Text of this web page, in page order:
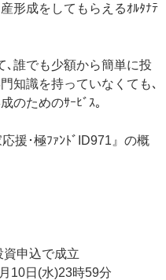
形成をしてもらえるｵﾙﾀﾅﾃ
､誰でも少額から簡単に投
知識を持っていなくても､
のためのｻｰﾋﾞｽ｡
援･極ﾌｧﾝﾄﾞID971』の概
申込で成立
10日(水)23時59分